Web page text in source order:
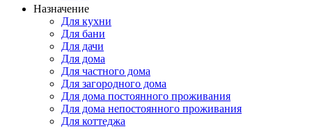
Назначение
Для кухни
Для бани
Для дачи
Для дома
Для частного дома
Для загородного дома
Для дома постоянного проживания
Для дома непостоянного проживания
Для коттеджа